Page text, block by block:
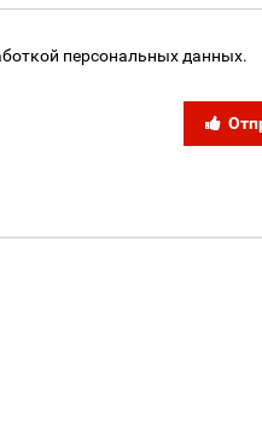
персональных данных.